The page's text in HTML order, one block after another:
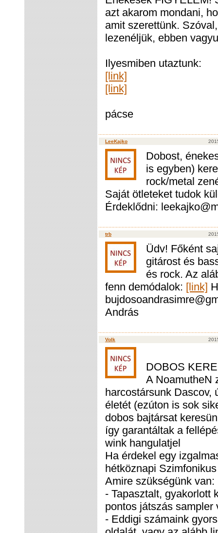
azt akarom mondani,
amit szerettünk.
lezenéljük, ebben
Ilyesmiben utaztunk:
[link]
[link]
pácse
LeeKajko
Dobost,
is egyben)
rock/metal
Saját ötleteket tudok
Érdeklődni:
trb
Üdv! Főként
gitárost és
és rock. Az
fenn demódalok: [link]
András
Volk
DOBOS
A NoamutheN
harcostársunk Dascov,
életét (ezúton is sok
dobos bajtársat
így garantáltak a
wink hangulatjel
Ha érdekel egy
hétköznapi
Amire szükségünk van:
- Tapasztalt, gyakorlott
pontos játszás sampler
- Eddigi számaink